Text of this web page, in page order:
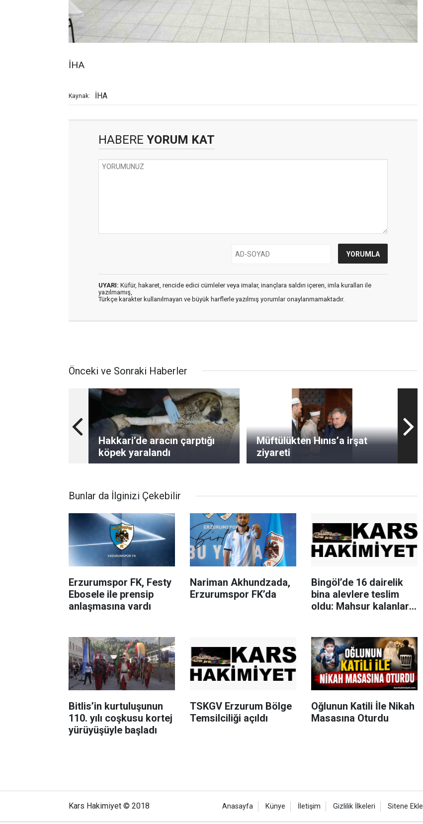
İHA
Kaynak: İHA
HABERE YORUM KAT
UYARI: Küfür, hakaret, rencide edici cümleler veya imalar, inançlara saldırı içeren, imla kuralları ile
yazılmamış,
Türkçe karakter kullanılmayan ve büyük harflerle yazılmış yorumlar onaylanmamaktadır.
Önceki ve Sonraki Haberler
Hakkari’de aracın çarptığı
köpek yaralandı
Müftülükten Hınıs’a irşat
ziyareti
Bunlar da İlginizi Çekebilir
Erzurumspor FK, Festy
Ebosele ile prensip
anlaşmasına vardı
Nariman Akhundzada,
Erzurumspor FK’da
Bingöl’de 16 dairelik
bina alevlere teslim
oldu: Mahsur kalanları
Bitlis’in kurtuluşunun
110. yılı coşkusu kortej
yürüyüşüyle başladı
TSKGV Erzurum Bölge
Temsilciliği açıldı
Oğlunun Katili İle Nikah
Masasına Oturdu
Kars Hakimiyet © 2018 Anasayfa Künye İletişim Gizlilik İlkeleri Sitene Ekle